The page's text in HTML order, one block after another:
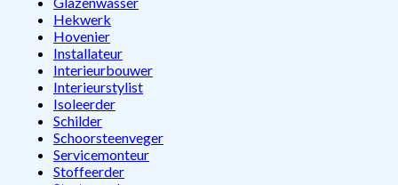
Hekwerk
Hovenier
Installateur
Interieurbouwer
Interieurstylist
Isoleerder
Schilder
Schoorsteenveger
Servicemonteur
Stoffeerder